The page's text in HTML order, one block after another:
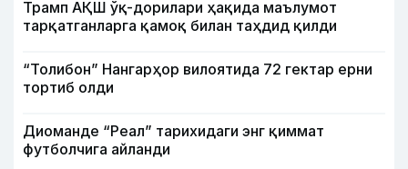
Трамп АҚШ ўқ-дорилари ҳақида маълумот
тарқатганларга қамоқ билан таҳдид қилди
“Толибон” Нангарҳор вилоятида 72 гектар ерни
тортиб олди
Диоманде “Реал” тарихидаги энг қиммат
футболчига айланди